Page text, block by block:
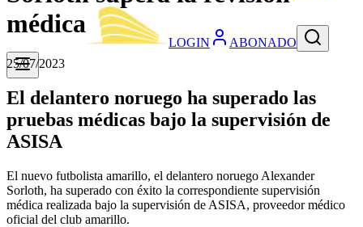
LOGIN ABONADO
médica
25/07/2023
El delantero noruego ha superado las
pruebas médicas bajo la supervisión de
ASISA
El nuevo futbolista amarillo, el delantero noruego Alexander
Sorloth, ha superado con éxito la correspondiente supervisión
médica realizada bajo la supervisión de ASISA, proveedor médico
oficial del club amarillo.